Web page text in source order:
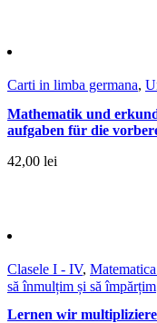
Carti in limba germana,
Mathematik und
aufgaben für die
42,00 lei
Clasele I - IV,
să înmulțim și să împărțim
Lernen wir